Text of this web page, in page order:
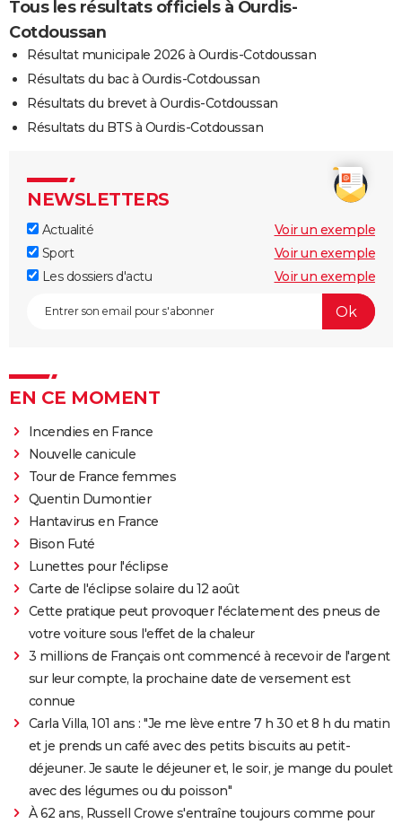
Tous les résultats officiels à Ourdis-
Cotdoussan
Résultat municipale 2026 à Ourdis-Cotdoussan
Résultats du bac à Ourdis-Cotdoussan
Résultats du brevet à Ourdis-Cotdoussan
Résultats du BTS à Ourdis-Cotdoussan
NEWSLETTERS
Actualité
Voir un exemple
Sport
Voir un exemple
Les dossiers d'actu
Voir un exemple
EN CE MOMENT
Incendies en France
Nouvelle canicule
Tour de France femmes
Quentin Dumontier
Hantavirus en France
Bison Futé
Lunettes pour l'éclipse
Carte de l'éclipse solaire du 12 août
Cette pratique peut provoquer l'éclatement des pneus de
votre voiture sous l'effet de la chaleur
3 millions de Français ont commencé à recevoir de l'argent
sur leur compte, la prochaine date de versement est
connue
Carla Villa, 101 ans : "Je me lève entre 7 h 30 et 8 h du matin
et je prends un café avec des petits biscuits au petit-
déjeuner. Je saute le déjeuner et, le soir, je mange du poulet
avec des légumes ou du poisson"
À 62 ans, Russell Crowe s'entraîne toujours comme pour